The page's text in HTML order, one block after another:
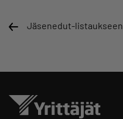
Jäsenedut-listaukseen